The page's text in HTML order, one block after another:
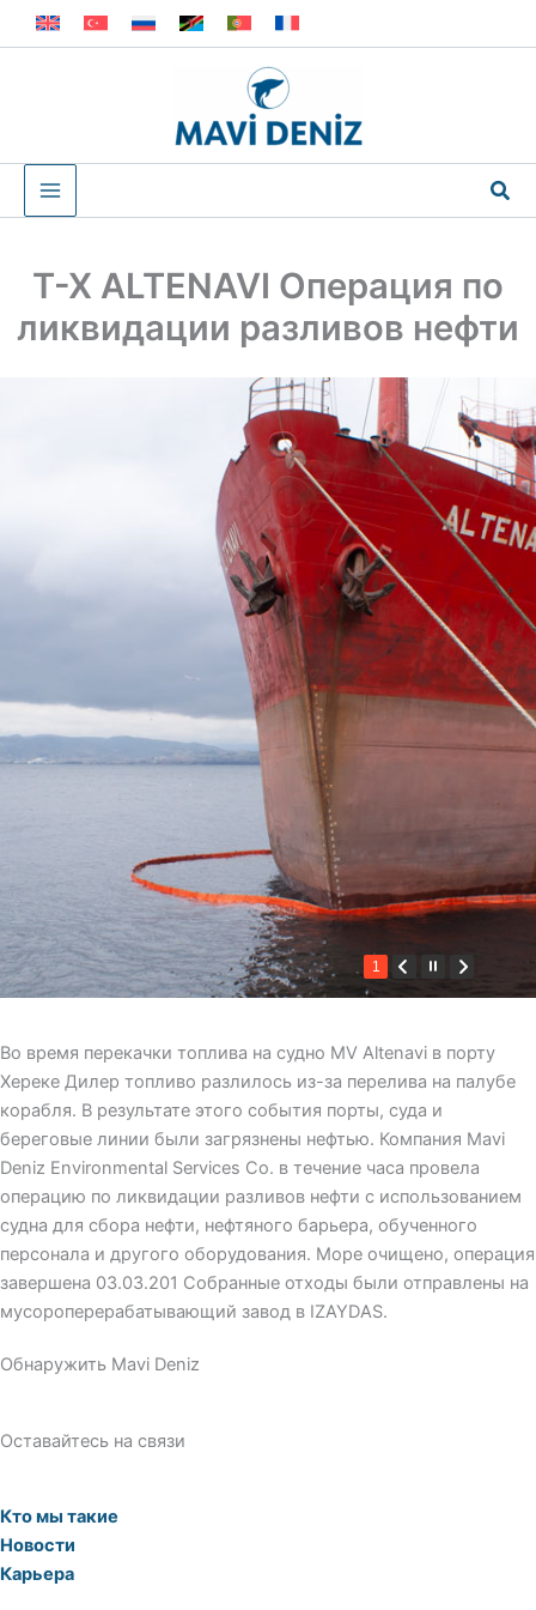
Перейти
к
Т-Х ALTENAVI Операция по
ликвидации разливов нефти
1
Во время перекачки топлива на судно MV Altenavi в порту
Хереке Дилер топливо разлилось из-за перелива на палубе
корабля. В результате этого события порты, суда и
береговые линии были загрязнены нефтью. Компания Mavi
Deniz Environmental Services Co. в течение часа провела
операцию по ликвидации разливов нефти с использованием
судна для сбора нефти, нефтяного барьера, обученного
персонала и другого оборудования. Море очищено, операция
завершена 03.03.201 Собранные отходы были отправлены на
мусороперерабатывающий завод в IZAYDAS.
Обнаружить Mavi Deniz
Оставайтесь на связи
Кто мы такие
Новости
Карьера